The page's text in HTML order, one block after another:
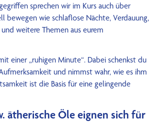
sprechen wir im Kurs auch über
bewegen wie schlaflose Nächte, Verdauung,
weitere Themen aus eurem
einer „ruhigen Minute“. Dabei schenkst du
und nimmst wahr, wie es ihm
ist die Basis für eine gelingende
ätherische Öle eignen sich für